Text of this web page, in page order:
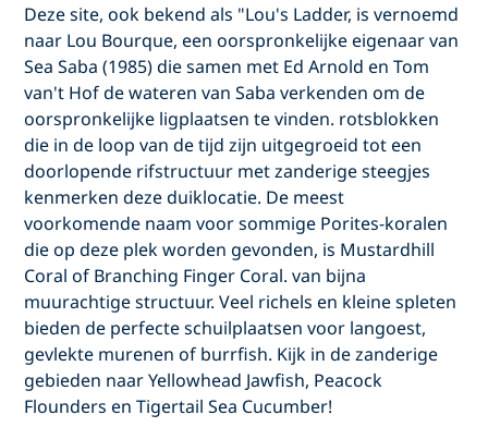
Deze site, ook bekend als "Lou's Ladder, is vernoemd
naar Lou Bourque, een oorspronkelijke eigenaar van
Sea Saba (1985) die samen met Ed Arnold en Tom
van't Hof de wateren van Saba verkenden om de
oorspronkelijke ligplaatsen te vinden. rotsblokken
die in de loop van de tijd zijn uitgegroeid tot een
doorlopende rifstructuur met zanderige steegjes
kenmerken deze duiklocatie. De meest
voorkomende naam voor sommige Porites-koralen
die op deze plek worden gevonden, is Mustardhill
Coral of Branching Finger Coral. van bijna
muurachtige structuur. Veel richels en kleine spleten
bieden de perfecte schuilplaatsen voor langoest,
gevlekte murenen of burrfish. Kijk in de zanderige
gebieden naar Yellowhead Jawfish, Peacock
Flounders en Tigertail Sea Cucumber!